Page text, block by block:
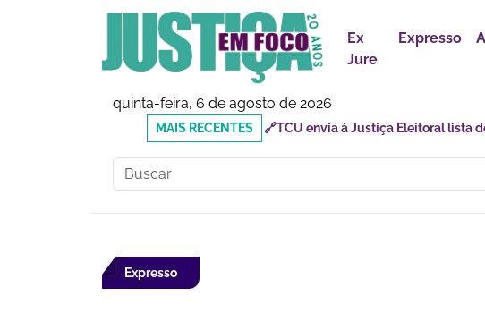
Ex
Jure
Expresso
quinta-feira, 6 de agosto de 2026
MAIS
RECENTES
🔗Doutor Luizinho: Cadastro
Social
Expresso